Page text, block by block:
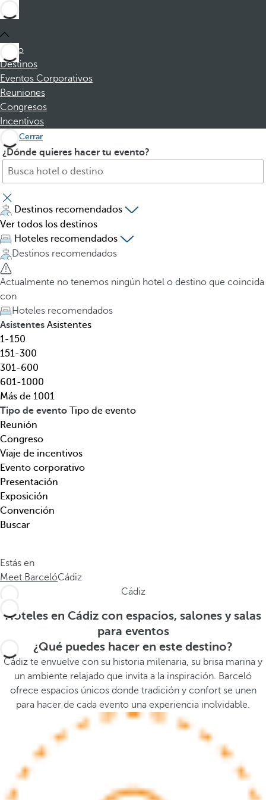
Inicio
Destinos
Eventos Corporativos
Reuniones
Congresos
Incentivos
Cerrar
¿Dónde quieres hacer tu evento?
B
s
c
a
h
o
t
e
l
,
d
e
s
t
i
n
o
,
t
e
m
á
t
i
c
a
.
A
p
u
l
s
a
r
l
a
t
e
c
l
a
d
e
f
l
e
c
h
a
h
a
c
i
b
a
e
a
Destinos recomendados
Ver todos los destinos
Hoteles recomendados
Destinos recomendados
Actualmente no tenemos ningún hotel o destino que coincida
con
Hoteles recomendados
Asistentes Asistentes
1-150
151-300
301-600
601-1000
Más de 1001
Tipo de evento Tipo de evento
Reunión
Congreso
Viaje de incentivos
Evento corporativo
Presentación
Exposición
Convención
Buscar
Estás en
Meet BarcelóCádiz
Cádiz
Hoteles en Cádiz con espacios, salones y salas
para eventos
¿Qué puedes hacer en este destino?
Cádiz te envuelve con su historia milenaria, su brisa marina y
un ambiente relajado que invita a la inspiración. Barceló
ofrece espacios únicos donde tradición y confort se unen
para hacer de cada evento una experiencia inolvidable.